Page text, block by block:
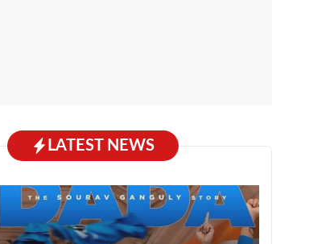
LATEST NEWS